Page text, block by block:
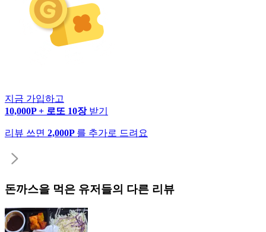
지금 가입하고
10,000P + 로또 10장 받기
리뷰 쓰면 2,000P 를 추가로 드려요
돈까스을 먹은 유저들의 다른 리뷰